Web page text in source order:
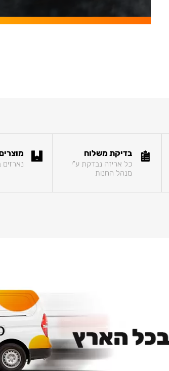
בדיקת משלוח
כל אריזה נבדקת ע"י
מנהל החנות
נארזים